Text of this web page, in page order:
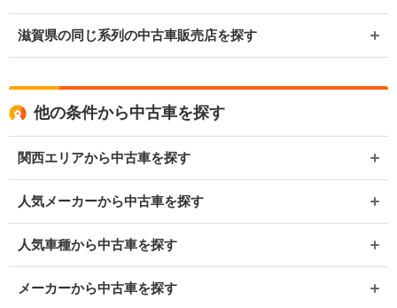
滋賀県の同じ系列の中古車販売店を探す
他の条件から中古車を探す
関西エリアから中古車を探す
人気メーカーから中古車を探す
人気車種から中古車を探す
メーカーから中古車を探す